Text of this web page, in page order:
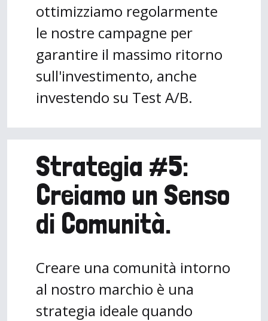
ottimizziamo regolarmente
le nostre campagne per
garantire il massimo ritorno
sull'investimento, anche
investendo su Test A/B.
Strategia #5:
Creiamo un Senso
di Comunità.
Creare una comunità intorno
al nostro marchio è una
strategia ideale quando